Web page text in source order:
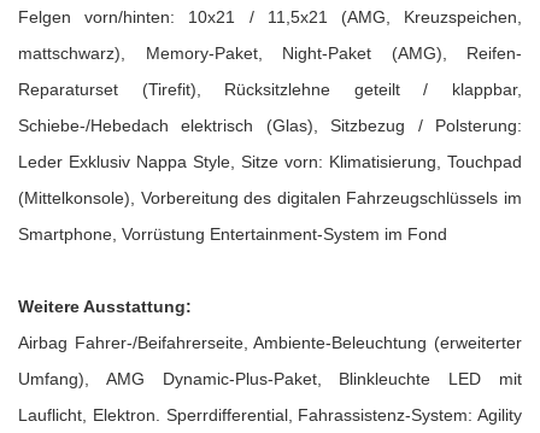
Felgen vorn/hinten: 10x21 / 11,5x21 (AMG, Kreuzspeichen,
mattschwarz), Memory-Paket, Night-Paket (AMG), Reifen-
Reparaturset (Tirefit), Rücksitzlehne geteilt / klappbar,
Schiebe-/Hebedach elektrisch (Glas), Sitzbezug / Polsterung:
Leder Exklusiv Nappa Style, Sitze vorn: Klimatisierung, Touchpad
(Mittelkonsole), Vorbereitung des digitalen Fahrzeugschlüssels im
Smartphone, Vorrüstung Entertainment-System im Fond
Weitere Ausstattung:
Airbag Fahrer-/Beifahrerseite, Ambiente-Beleuchtung (erweiterter
Umfang), AMG Dynamic-Plus-Paket, Blinkleuchte LED mit
Lauflicht, Elektron. Sperrdifferential, Fahrassistenz-System: Agility